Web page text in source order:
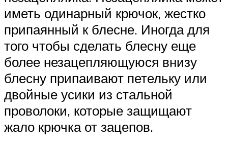
иметь одинарный крючок, жестко
припаянный к блесне. Иногда для
того чтобы сделать блесну еще
более незацепляющуюся внизу
блесну припаивают петельку или
двойные усики из стальной
проволоки, которые защищают
жало крючка от зацепов.